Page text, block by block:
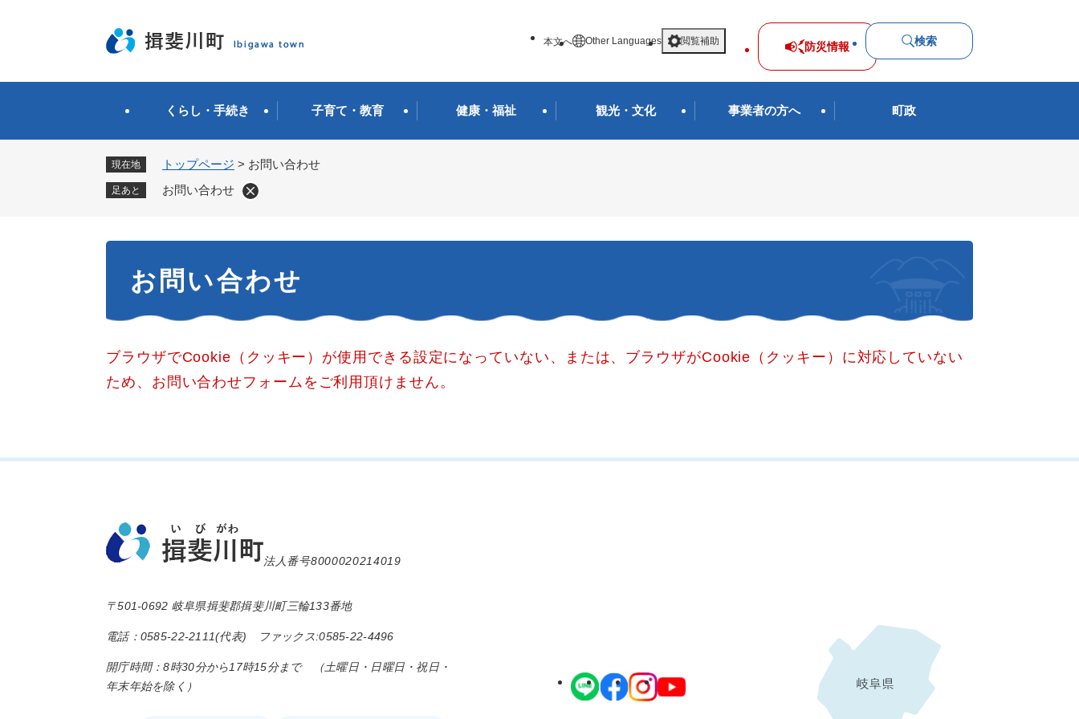
先
す
本文へ Other Languages 閲覧補助 防災情報 検索
くらし・手続き 子育て・教育 健康・福祉 観光・文化 事業者の方へ 町政
現在地 トップページ > お問い合わせ
足あと お問い合わせ
お問い合わせ
ブラウザでCookie（クッキー）が使用できる設定になっていない、または、ブラウザがCookie（クッキー）に対応していない
ため、お問い合わせフォームをご利用頂けません。
法人番号8000020214019
〒501-0692 岐阜県揖斐郡揖斐川町三輪133番地
電話：0585-22-2111(代表) ファックス:0585-22-4496
開庁時間：8時30分から17時15分まで （土曜日・日曜日・祝日・
年末年始を除く）